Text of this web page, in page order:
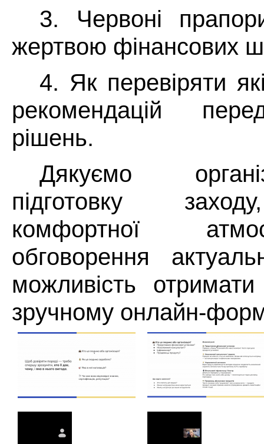
3. Червоні
жертвою фінансових
4. Як перевіряти
рекомендацій
рішень.
Дякуємо
підготовку
комфортної
обговорення
можливість
зручному онлайн-